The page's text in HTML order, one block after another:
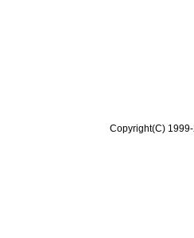
Copyright(C)